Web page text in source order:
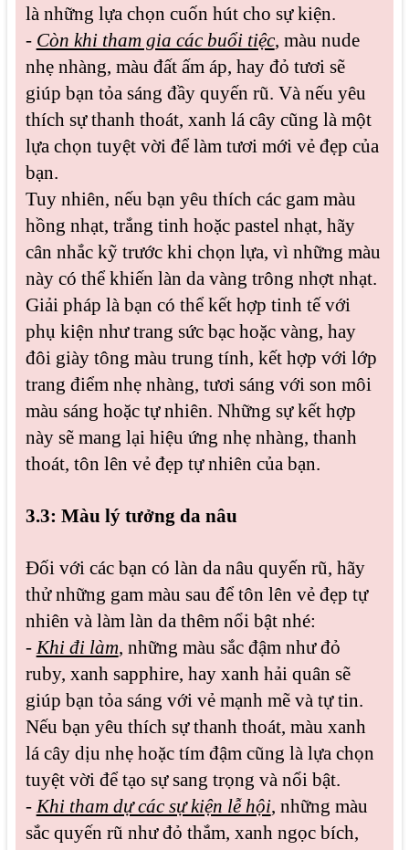
là những lựa chọn cuốn hút cho sự kiện.
- Còn khi tham gia các buổi tiệc, màu nude
nhẹ nhàng, màu đất ấm áp, hay đỏ tươi sẽ
giúp bạn tỏa sáng đầy quyến rũ. Và nếu yêu
thích sự thanh thoát, xanh lá cây cũng là một
lựa chọn tuyệt vời để làm tươi mới vẻ đẹp của
bạn.
Tuy nhiên, nếu bạn yêu thích các gam màu
hồng nhạt, trắng tinh hoặc pastel nhạt, hãy
cân nhắc kỹ trước khi chọn lựa, vì những màu
này có thể khiến làn da vàng trông nhợt nhạt.
Giải pháp là bạn có thể kết hợp tinh tế với
phụ kiện như trang sức bạc hoặc vàng, hay
đôi giày tông màu trung tính, kết hợp với lớp
trang điểm nhẹ nhàng, tươi sáng với son môi
màu sáng hoặc tự nhiên. Những sự kết hợp
này sẽ mang lại hiệu ứng nhẹ nhàng, thanh
thoát, tôn lên vẻ đẹp tự nhiên của bạn.
3.3: Màu lý tưởng da nâu
Đối với các bạn có làn da nâu quyến rũ, hãy
thử những gam màu sau để tôn lên vẻ đẹp tự
nhiên và làm làn da thêm nổi bật nhé:
-Khi đi làm, những màu sắc đậm như đỏ
ruby, xanh sapphire, hay xanh hải quân sẽ
giúp bạn tỏa sáng với vẻ mạnh mẽ và tự tin.
Nếu bạn yêu thích sự thanh thoát, màu xanh
lá cây dịu nhẹ hoặc tím đậm cũng là lựa chọn
tuyệt vời để tạo sự sang trọng và nổi bật.
-Khi tham dự các sự kiện lễ hội, những màu
sắc quyến rũ như đỏ thắm, xanh ngọc bích,